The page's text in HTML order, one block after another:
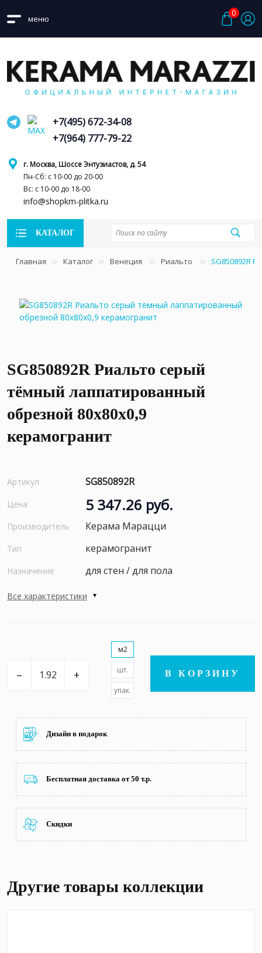
меню
0
г. Москва, Шоссе Энтузиастов, д. 54
Пн-Сб: с 10-00 до 20-00
Вс: с 10-00 до 18-00
info@shopkm-plitka.ru
+7(495) 672-34-08
+7(964) 777-79-22
КАТАЛОГ
Главная Каталог Венеция Риальто SG850892R
SG850892R Риальто серый
тёмный лаппатированный
обрезной 80x80x0,9
керамогранит
Артикул SG850892R
Цена 5 347.26 руб.
Производитель Керама Марацци
Тип керамогранит
Назначение для стен / для пола
Все характеристики
– +
м2
шт.
упак.
В КОРЗИНУ
Дизайн в подарок
Бесплатная доставка от 50 т.р.
Скидки
Другие товары коллекции